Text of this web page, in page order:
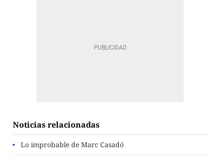
Noticias relacionadas
Lo improbable de Marc Casadó